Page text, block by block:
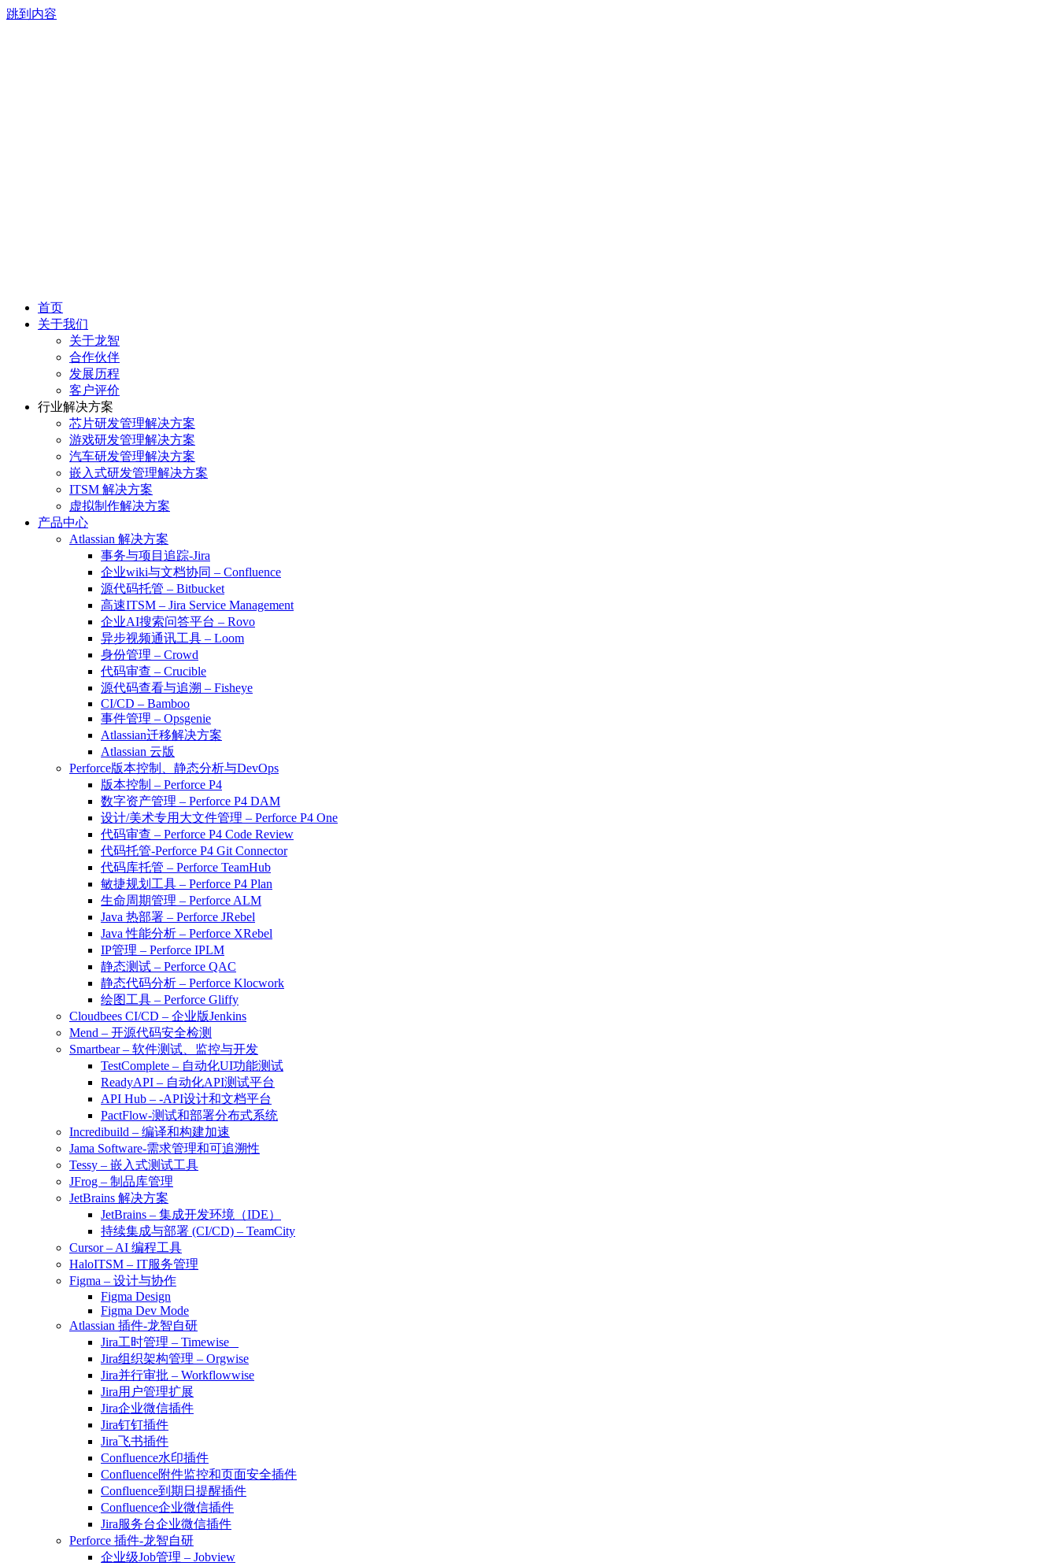
跳到内容
首页
关于我们
关于龙智
合作伙伴
发展历程
客户评价
行业解决方案
芯片研发管理解决方案
游戏研发管理解决方案
汽车研发管理解决方案
嵌入式研发管理解决方案
ITSM 解决方案
虚拟制作解决方案
产品中心
Atlassian 解决方案
事务与项目追踪-Jira
企业wiki与文档协同 – Confluence
源代码托管 – Bitbucket
高速ITSM – Jira Service Management
企业AI搜索问答平台 – Rovo
异步视频通讯工具 – Loom
身份管理 – Crowd
代码审查 – Crucible
源代码查看与追溯 – Fisheye
CI/CD – Bamboo
事件管理 – Opsgenie
Atlassian迁移解决方案
Atlassian 云版
Perforce版本控制、静态分析与DevOps
版本控制 – Perforce P4
数字资产管理 – Perforce P4 DAM
设计/美术专用大文件管理 – Perforce P4 One
代码审查 – Perforce P4 Code Review
代码托管-Perforce P4 Git Connector
代码库托管 – Perforce TeamHub
敏捷规划工具 – Perforce P4 Plan
生命周期管理 – Perforce ALM
Java 热部署 – Perforce JRebel
Java 性能分析 – Perforce XRebel
IP管理 – Perforce IPLM
静态测试 – Perforce QAC
静态代码分析 – Perforce Klocwork
绘图工具 – Perforce Gliffy
Cloudbees CI/CD – 企业版Jenkins
Mend – 开源代码安全检测
Smartbear – 软件测试、监控与开发
TestComplete – 自动化UI功能测试
ReadyAPI – 自动化API测试平台
API Hub – -API设计和文档平台
PactFlow-测试和部署分布式系统
Incredibuild – 编译和构建加速
Jama Software-需求管理和可追溯性
Tessy – 嵌入式测试工具
JFrog – 制品库管理
JetBrains 解决方案
JetBrains – 集成开发环境（IDE）
持续集成与部署 (CI/CD) – TeamCity
Cursor – AI 编程工具
HaloITSM – IT服务管理
Figma – 设计与协作
Figma Design
Figma Dev Mode
Atlassian 插件-龙智自研
Jira工时管理 – Timewise
Jira组织架构管理 – Orgwise
Jira并行审批 – Workflowwise
Jira用户管理扩展
Jira企业微信插件
Jira钉钉插件
Jira飞书插件
Confluence水印插件
Confluence附件监控和页面安全插件
Confluence到期日提醒插件
Confluence企业微信插件
Jira服务台企业微信插件
Perforce 插件-龙智自研
企业级Job管理 – Jobview